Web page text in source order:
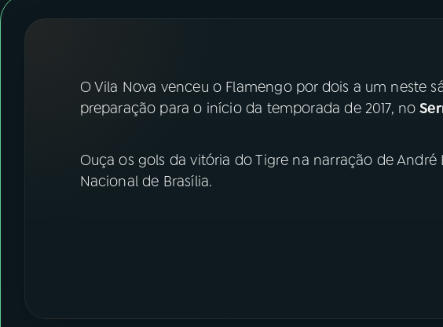
ACOMPANHE A RÁDIO NACIONAL
O Vila Nova venceu o Flamengo por dois a um neste
preparação para o início da temporada de 2017, no
Ouça os gols da vitória do Tigre na narração de André
Nacional de Brasília.